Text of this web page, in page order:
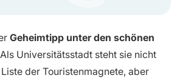
Geheimtipp unter den schönen
Als Universitätsstadt steht sie nicht
der Touristenmagnete, aber